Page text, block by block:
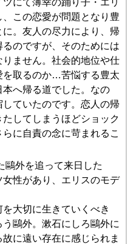
にて薄幸の踊り子・エリ
この恋愛が問題となり豊
。友人の尽力により、帰
のですが、そのためには
ません。社会的地位や仕
を取るのか…苦悩する豊太
へ帰る道でした。なの
ていたのです。恋人の帰
してしまうほどショック
に自責の念に苛まれるこ
鷗外を追って来日した
女性があり、エリスのモデ
大切に生きていくべき
鷗外。漱石にしろ鷗外に
に遠い存在に感じられま